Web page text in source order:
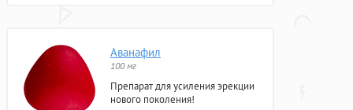
Аванафил
100 мг
Препарат для усиления эрекции
нового поколения!